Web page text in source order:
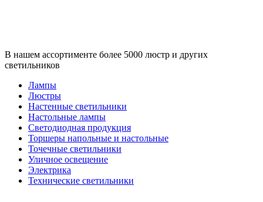
В нашем ассортименте более 5000 люстр и других
светильников
Лампы
Люстры
Настенные светильники
Настольные лампы
Светодиодная продукция
Торшеры напольные и настольные
Точечные светильники
Уличное освещение
Электрика
Технические светильники